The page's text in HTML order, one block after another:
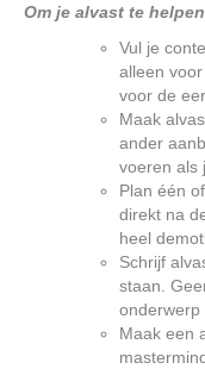
Om je alvast te
Vul je
alleen
voor de
Maak
ander
voeren als
Plan één
direkt na
heel
Schrijf
staan.
onderwerp
Maak een